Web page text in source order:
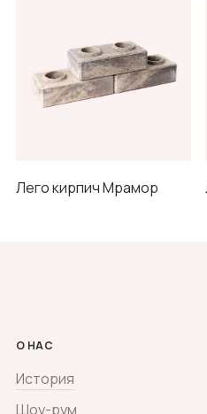
Лего кирпич Мрамор
О НАС
История
Шоу-рум